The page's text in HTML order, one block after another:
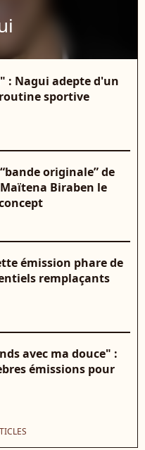
: Nagui adepte d'un
sportive
originale” de
Biraben le
émission phare de
remplaçants
avec ma douce" :
émissions pour